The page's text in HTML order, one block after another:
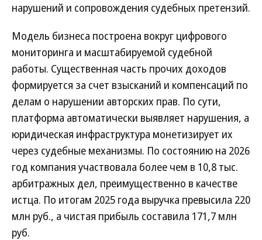
нарушений и сопровождения судебных претензий.
Модель бизнеса построена вокруг цифрового
мониторинга и масштабируемой судебной
работы. Существенная часть прочих доходов
формируется за счет взысканий и компенсаций по
делам о нарушении авторских прав. По сути,
платформа автоматически выявляет нарушения, а
юридическая инфраструктура монетизирует их
через судебные механизмы. По состоянию на 2026
год компания участвовала более чем в 10,8 тыс.
арбитражных дел, преимущественно в качестве
истца. По итогам 2025 года выручка превысила 220
млн руб., а чистая прибыль составила 171,7 млн
руб.